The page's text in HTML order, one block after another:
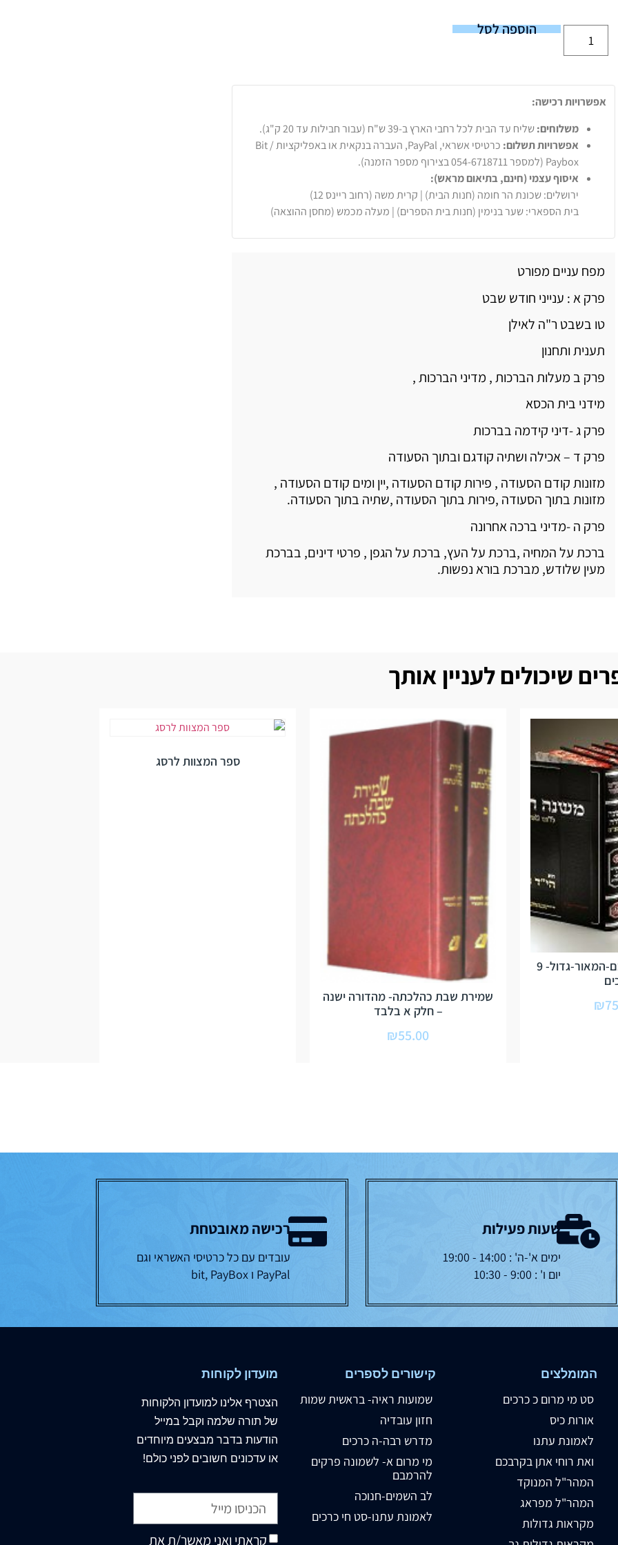
הוספה לסל
אפשרויות רכישה:
משלוחים:שליח עד הבית לכל רחבי הארץ ב-39 ש"ח (עבור חבילות עד 20 ק"ג).
אפשרויות תשלום:
כרטיסי אשראי, PayPal, העברה בנקאית או באפליקציות Bit /
Paybox (למספר 054-6718711 בצירוף מספר הזמנה).
איסוף עצמי (חינם, בתיאום מראש):
ירושלים: שכונת הר חומה (חנות הבית) | קרית משה (רחוב ריינס 12)
בית הספארי: שער בנימין (חנות בית הספרים) | מעלה מכמש (מחסן ההוצאה)
מפח עניים מפורט
פרק א : ענייני חודש שבט
טו בשבט ר"ה לאילן
תענית ותחנון
פרק ב מעלות הברכות , מדיני הברכות ,
מידני בית הכסא
פרק ג -דיני קידמה בברכות
פרק ד – אכילה ושתיה קודגם ובתוך הסעודה
מזונות קודם הסעודה , פירות קודם הסעודה ,יין ומים קודם הסעודה ,
מזונות בתוך הסעודה ,פירות בתוך הסעודה ,שתיה בתוך הסעודה.
פרק ה -מדיני ברכה אחרונה
ברכת על המחיה ,ברכת על העץ, ברכת על הגפן , פרטי דינים, בברכת
מעין שלודש, מברכת בורא נפשות.
שיכולים לעניין אותך
משנה תורה לרמבם-המאור-גדול- 9
₪
שמירת שבת כהלכתה- מהדורה ישנה
– חלק א בלבד
₪55.00
ספר המצוות לרסג
שעות פעילות
ימים א'-ה' : 14:00 - 19:00
יום ו' : 9:00 - 10:30
רכישה מאובטחת
עובדים עם כל כרטיסי האשראי וגם
PayPal ו bit, PayBox
המומלצים
סט מי מרום כ כרכים
אורות כיס
לאמונת עתנו
ואת רוחי אתן בקרבכם
המהר"ל המנוקד
המהר"ל מפראג
מקראות גדולות
קישורים לספרים
שמועות ראיה- בראשית שמות
חזון עובדיה
מדרש רבה-ה כרכים
מי מרום א- לשמונה פרקים
להרמבם
לב השמים-חנוכה
לאמונת עתנו-סט חי כרכים
מועדון לקוחות
הצטרף אלינו למועדון הלקוחות
של תורה שלמה וקבל במייל
הודעות בדבר מבצעים מיוחדים
או עדכונים חשובים לפני כולם!
קראתי ואני מאשר/ת את